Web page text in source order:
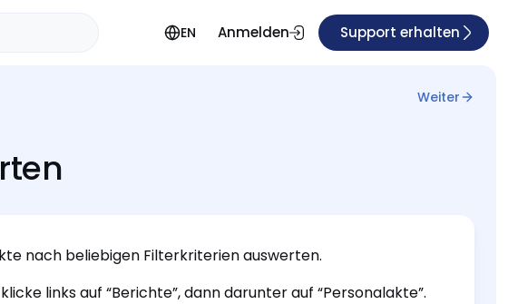
EN Anmelden Support erhalten
Weiter
nach beliebigen Filterkriterien auswerten.
links auf “Berichte”, dann darunter auf “Personalakte”.